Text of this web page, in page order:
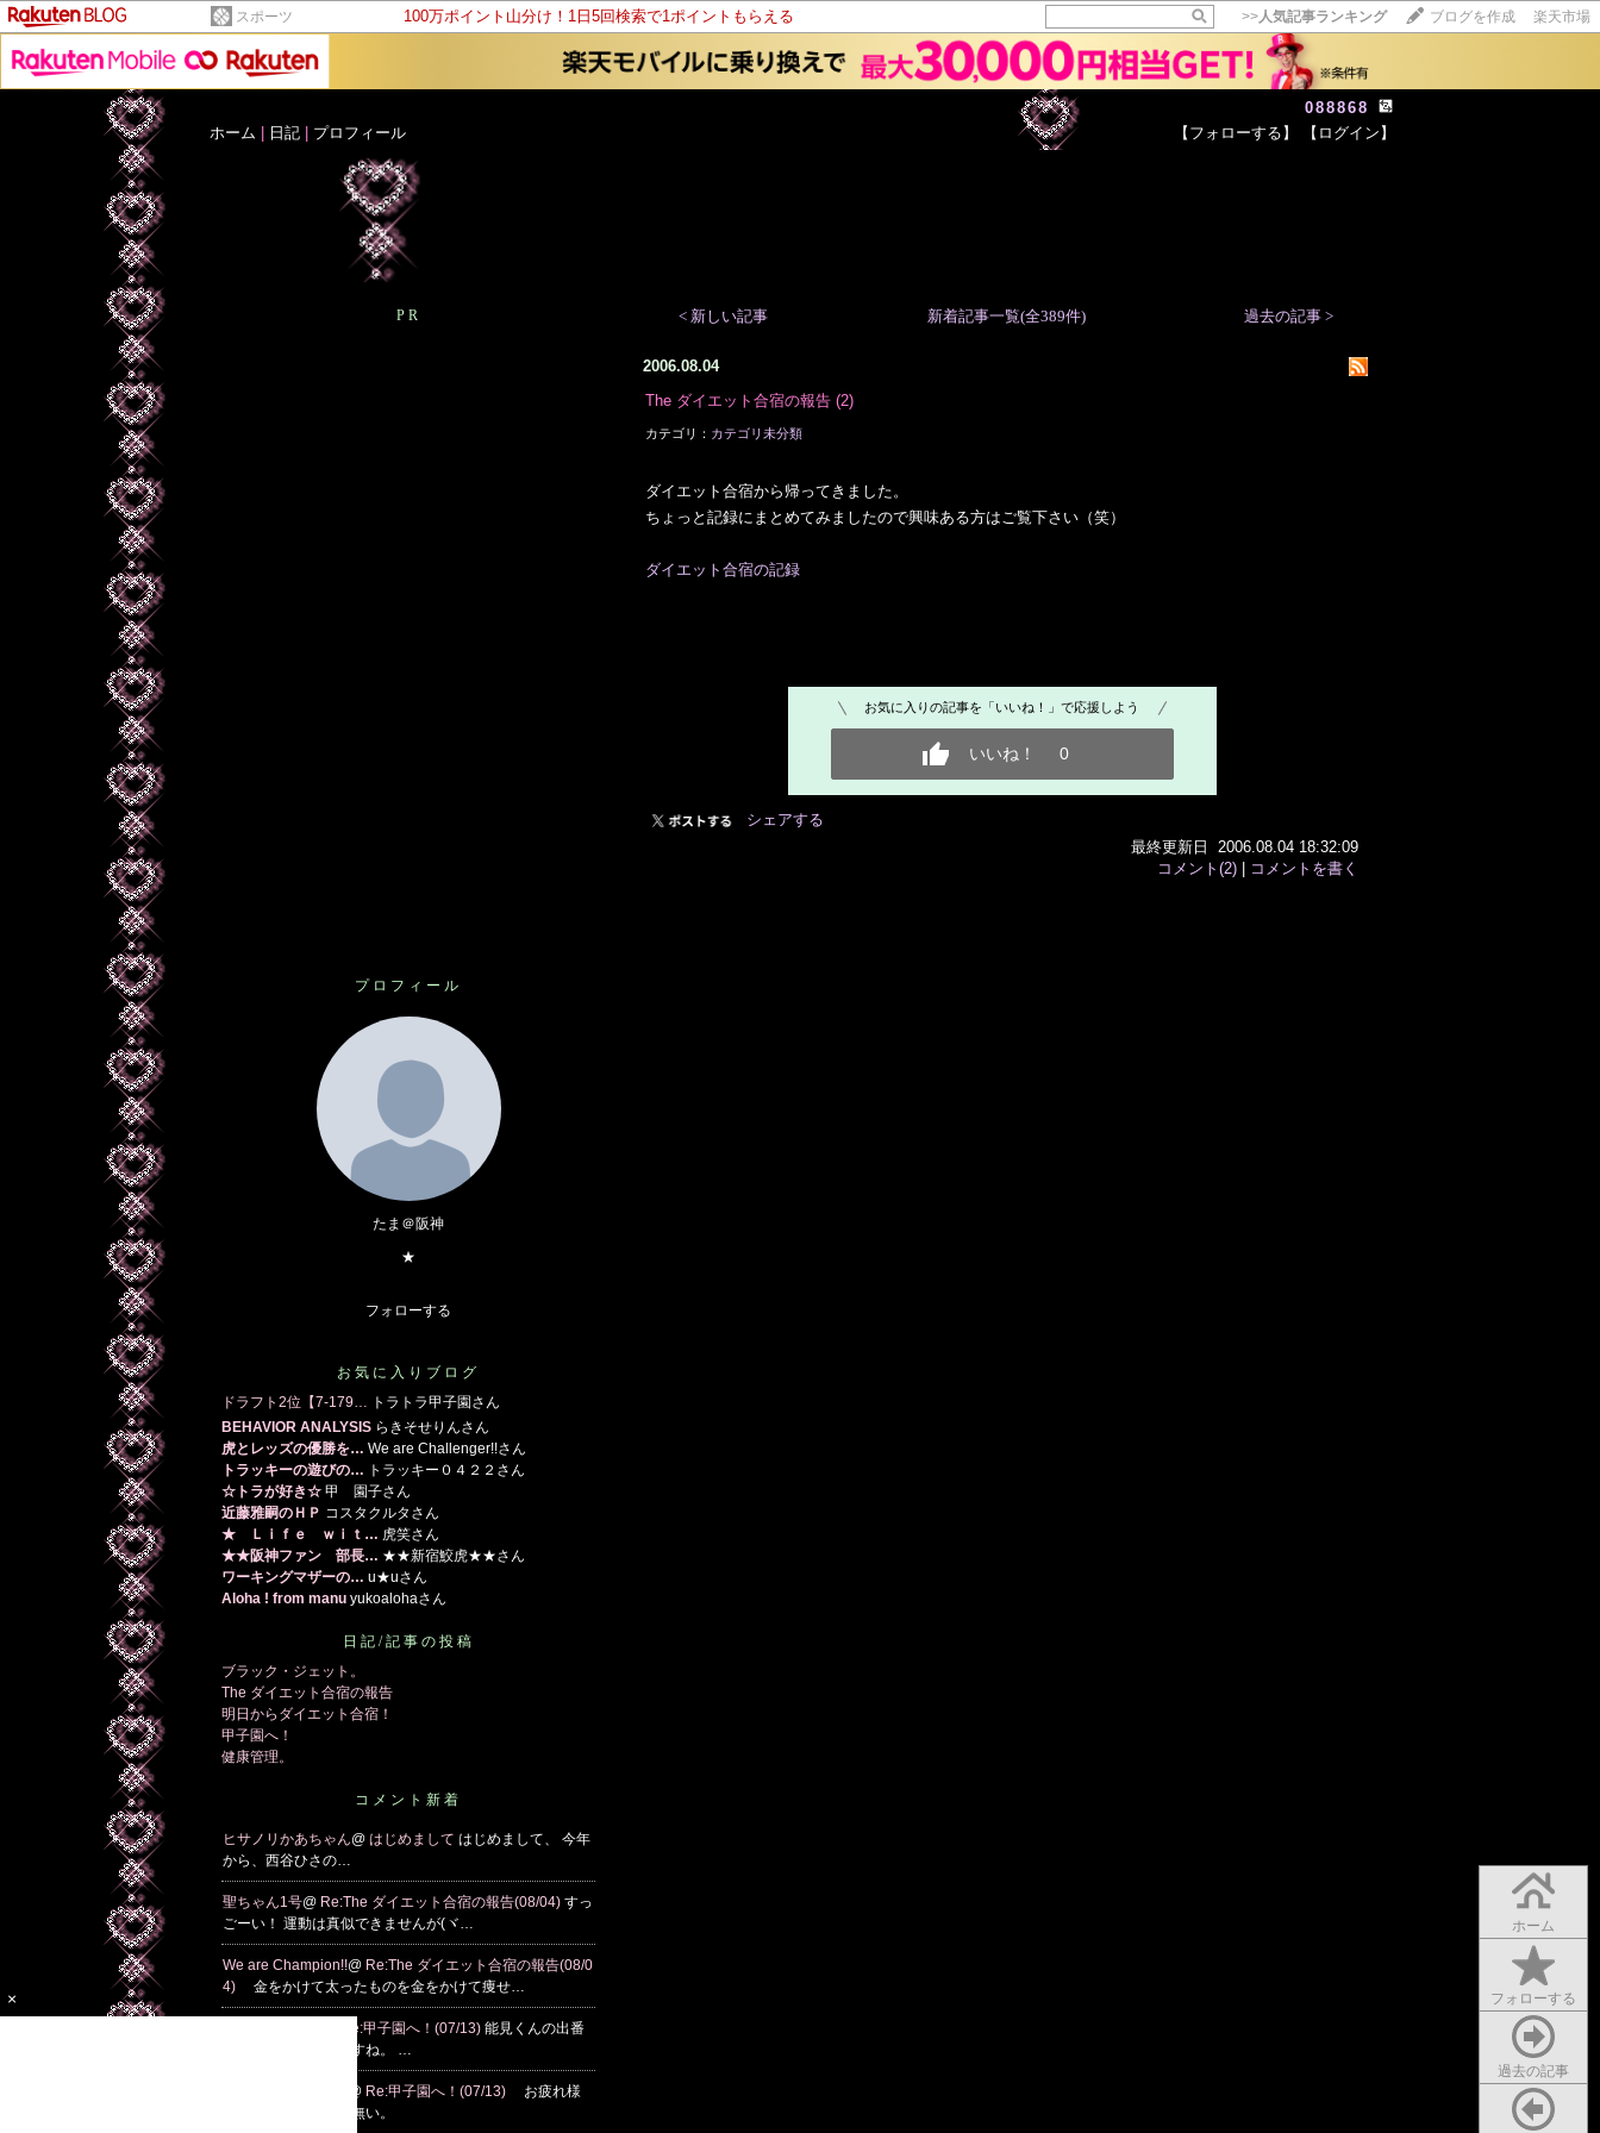
スポーツ 100万ポイント山分け！1日5回検索で1ポイントもらえる >>人気記事ランキング ブログを作成 楽天市場
088868
ホーム
日記 プロフィール 【フォローする】 【ログイン】
ホーム
フォローする
過去の記事
PR
×
プロフィール
たま＠阪神
★
フォローする
お気に入りブログ
ドラフト2位【7-179… トラトラ甲子園さん
BEHAVIOR ANALYSIS らきそせりんさん
虎とレッズの優勝を… We are Challenger!!さん
トラッキーの遊びの… トラッキー０４２２さん
☆トラが好き☆ 甲 園子さん
近藤雅嗣のＨＰ コスタクルタさん
★ Ｌｉｆｅ ｗｉｔ… 虎笑さん
★★阪神ファン 部長… ★★新宿鮫虎★★さん
ワーキングマザーの… u★uさん
Aloha ! from manu yukoalohaさん
日記/記事の投稿
ブラック・ジェット。
The ダイエット合宿の報告
明日からダイエット合宿！
甲子園へ！
健康管理。
コメント新着
ヒサノリかあちゃん@ はじめまして はじめまして、 今年
から、西谷ひさの…
聖ちゃん1号@ Re:The ダイエット合宿の報告(08/04) すっ
ごーい！ 運動は真似できませんが(ヾ…
We are Champion!!@ Re:The ダイエット合宿の報告(08/0
4)
金をかけて太ったものを金をかけて痩せ…
Re:甲子園へ！(07/13) 能見くんの出番
があってよかったですね。 …
@ Re:甲子園へ！(07/13)
お疲れ様
でした・・・言葉が無い。
< 新しい記事 新着記事一覧(全389件) 過去の記事 >
2006.08.04
The ダイエット合宿の報告 (2)
カテゴリ： カテゴリ未分類
ダイエット合宿から帰ってきました。
ちょっと記録にまとめてみましたので興味ある方はご覧下さい（笑）
ダイエット合宿の記録
お気に入りの記事を「いいね！」で応援しよう
いいね！ 0
シェアする
最終更新日 2006.08.04 18:32:09
コメント(2)
コメントを書く